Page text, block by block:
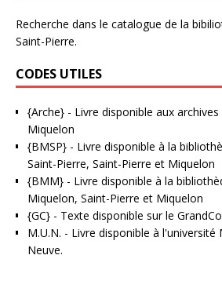
Recherche dans le catalogue de la
Saint-Pierre.
CODES UTILES
{Arche} - Livre disponible aux
Miquelon
{BMSP} - Livre disponible à la
Saint-Pierre, Saint-Pierre et Miquelon
{BMM} - Livre disponible à la
Miquelon, Saint-Pierre et Miquelon
{GC} - Texte disponible sur le
M.U.N. - Livre disponible à l'université
Neuve.